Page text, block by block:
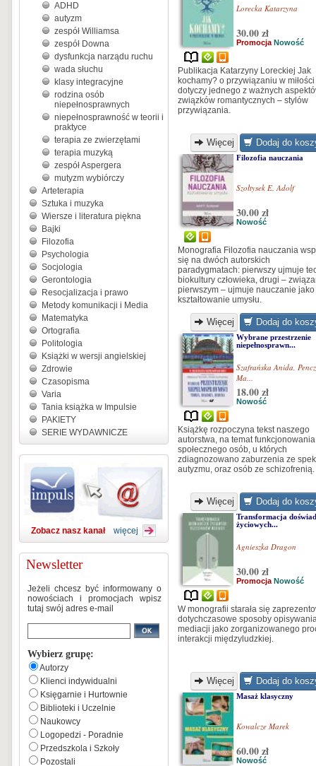
ADHD
autyzm
zespół Williamsa
zespół Downa
dysfunkcja narządu ruchu
wada słuchu
klasy integracyjne
rodzina osób
niepełnosprawnych
niepełnosprawność w teorii i
praktyce
terapia ze zwierzętami
terapia muzyką
zespół Aspergera
mutyzm wybiórczy
Arteterapia
Sztuka i muzyka
Wiersze i literatura piękna
Bajki
Filozofia
Psychologia
Socjologia
Gerontologia
Resocjalizacja i prawo
Metody komunikacji i Media
Matematyka
Ortografia
Politologia
Książki w wersji angielskiej
Zdrowie
Czasopisma
Varia
Tania książka w Impulsie
PAKIETY
SERIE WYDAWNICZE
Zobacz nasz kanał więcej
Newsletter
Jeżeli chcesz być informowany o
nowościach i promocjach wpisz
tutaj swój adres e-mail
Wybierz grupę:
Autorzy
Klienci indywidualni
Księgarnie i Hurtownie
Biblioteki i Uczelnie
Naukowcy
Logopedzi - Poradnie
Przedszkola i Szkoły
Pozostali
Lorecka Katarzyna
30.00 zł
Promocja Nowość
Publikacja Katarzyny Loreckiej Jak
kochamy? o przywiązaniu w miłości
dotyczy jednego z ważnych
związków romantycznych – stylów
przywiązania.
Więcej Dodaj do
Filozofia nauczania
Szołtysek E. Adolf
30.00 zł
Nowość
Monografia Filozofia nauczania
się na dwóch autorskich
paradygmatach: pierwszy ujmuje
biokultury człowieka, drugi –
pierwszym – ujmuje nauczanie jako
kształtowanie umysłu.
Więcej Dodaj do
Wybrane przestrzenie
niepełnosprawn...
Szafrańska Anida,
Ma...
18.00 zł
Nowość
Książkę rozpoczyna tekst naszego
autorstwa, na temat funkcjonowania
społecznego osób, u których
zdiagnozowano zaburzenia ze
autyzmu, oraz osób ze schizofrenią.
Więcej Dodaj do
Transformacja
życiowych...
Agnieszka Dragon
30.00 zł
Promocja Nowość
W monografii starała się
dotychczasowe sposoby
mediacji jako zorganizowanego
interakcji międzyludzkiej.
Więcej Dodaj do
Masaż klasyczny
Kowalcze Marek
60.00 zł
Nowość